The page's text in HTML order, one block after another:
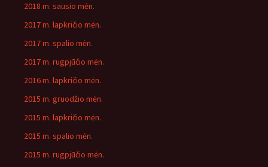
2018 m. sausio mėn.
2017 m. lapkričio mėn.
2017 m. spalio mėn.
2017 m. rugpjūčio mėn.
2016 m. lapkričio mėn.
2015 m. gruodžio mėn.
2015 m. lapkričio mėn.
2015 m. spalio mėn.
2015 m. rugpjūčio mėn.